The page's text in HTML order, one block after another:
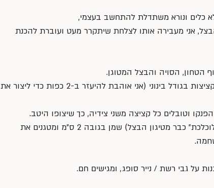
כלים ונורא משתדלת להתחשב בעצמי,
אני מעבירה אותו לצלחת שיתקרר מעט ועוברת להכנת
הטחון, הסויה והבצל המטוגן.
בעזרת 2 כפות יוצרים מהעיסה קציצות בגודל בינוני (אני אוהבת להיעזר ב-2 כפות כדי ליצור את
וטובלים כל קציצה משני צידיה, כך שיצופו היטב.
מחממים במחבת (ההיא, זו ה”מלוכלכת” כבר מטיגון הבצל) שמן בגובה 2 ס”מ ומטגנים את
על גבי רשת / נייר סופג, ומגישים חם.